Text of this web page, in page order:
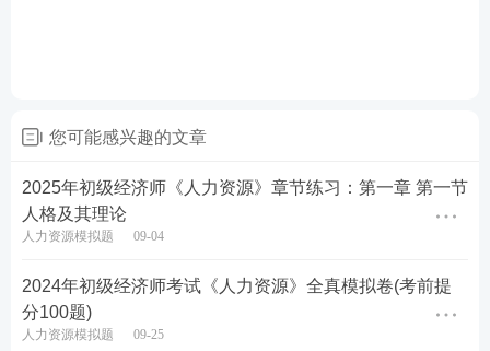
A.在进行工作评价时已对职位进行了初步的等级划
分，因此，在薪酬结构设计的初始阶段要对企业中的
标杆职位做更为细致的划分
等级的最高点之间的差异就越大
C.在变动差异比率法中，职位等级越高，相邻的两个
您可能感兴趣的文章
2025年初级经济师《人力资源》章节练习：第一章 第一节
人格及其理论
人力资源模拟题 09-04
2024年初级经济师考试《人力资源》全真模拟卷(考前提
分100题)
人力资源模拟题 09-25